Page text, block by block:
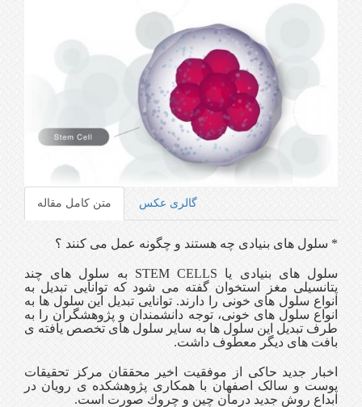
متن کامل مقاله گالری عکس
* سلول های بنیادی چه هستند و چگونه عمل می كنند ؟
سلول های بنیادی یا STEM CELLS به سلول های چند
پتانسیلی مغز استخوان گفته می شود كه توانایی تبدیل به
انواع سلول های خونی را دارند. توانایی تبدیل این سلول ها به
انواع سلول های خونی، توجه دانشمندان و پژوهشگران را به
طرف تبدیل این سلول ها به سایر سلول های تخصص یافته ی
بافت های دیگر معطوف داشت.
اخبار جدید حاكی از موفقیت اخیر محققان مركز تحقیقات
پوست و سالک اصفهان با همکاری پژوهشكده ی رویان در
ابداع روش جدید درمان چین و چروك صورت است.